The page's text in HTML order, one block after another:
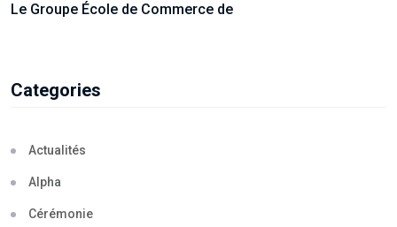
Le Groupe École de Commerce de
Categories
Actualités
Alpha
Cérémonie